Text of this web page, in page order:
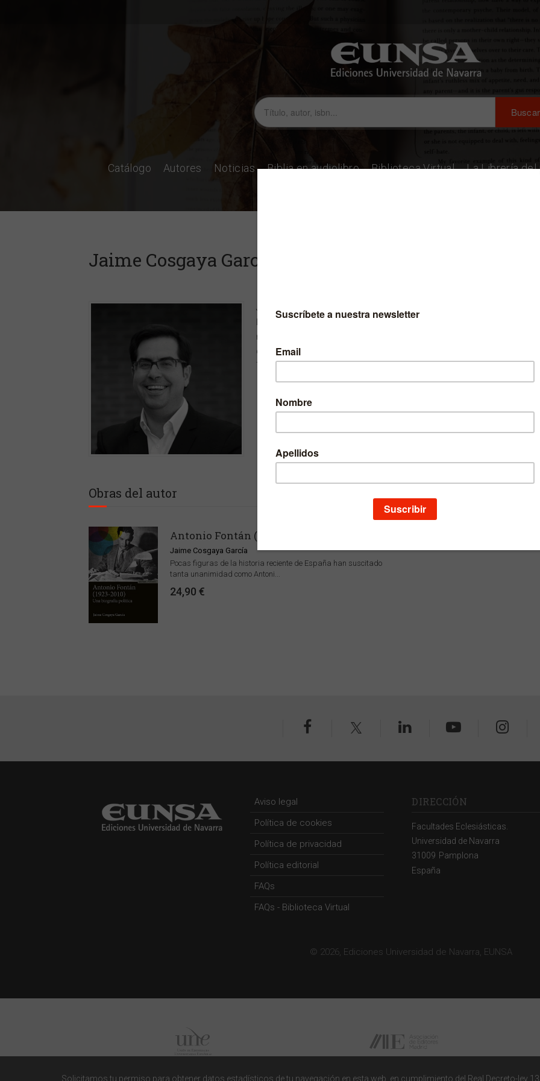
Catálogo Autores Noticias Biblia en audiolibro Biblioteca Virtual La Librería del
Jaime Cosgaya García
Jaime Cosgaya García es profesor de Geografía e Historia en el Colegio
lo ha sido en la Universidad Villanueva (Madrid) y en la Universidad de
revistas especializadas, sus líneas de investigación se centran en la
comunicación de la España reciente. Premio Extraordinario Fin de Carrera
Tussell de investigación histórica convocado por la Asociación de
Obras del autor
Antonio Fontán (1923-2010)
Jaime Cosgaya García
Pocas figuras de la historia reciente de España han suscitado
tanta unanimidad como Antoni...
24,90 €
Aviso legal
Política de cookies
Política de privacidad
Política editorial
FAQs
FAQs - Biblioteca Virtual
DIRECCIÓN
Facultades Eclesiásticas.
Universidad de Navarra
31009 Pamplona
España
© 2026, Ediciones Universidad de Navarra, EUNSA
Solicitamos tu permiso para obtener datos estadísticos de tu navegación en esta web, en cumplimiento del Real Decreto-ley